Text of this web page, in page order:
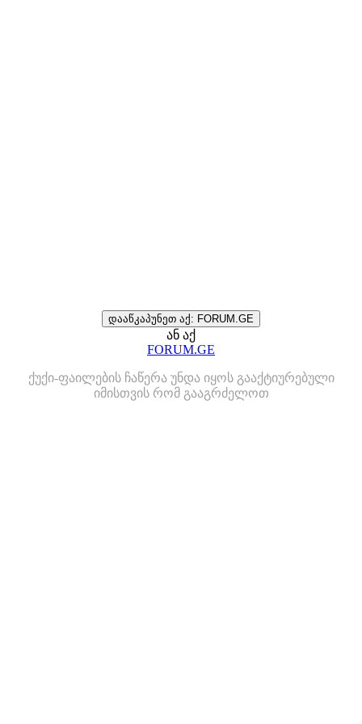
დააწკაპუნეთ აქ: FORUM.GE
ან აქ
FORUM.GE
ქუქი-ფაილების ჩაწერა უნდა იყოს გააქტიურებული
იმისთვის რომ გააგრძელოთ